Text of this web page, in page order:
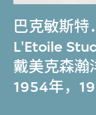
巴克敏斯特
L'Etoile
戴美克森瀚
1954年，